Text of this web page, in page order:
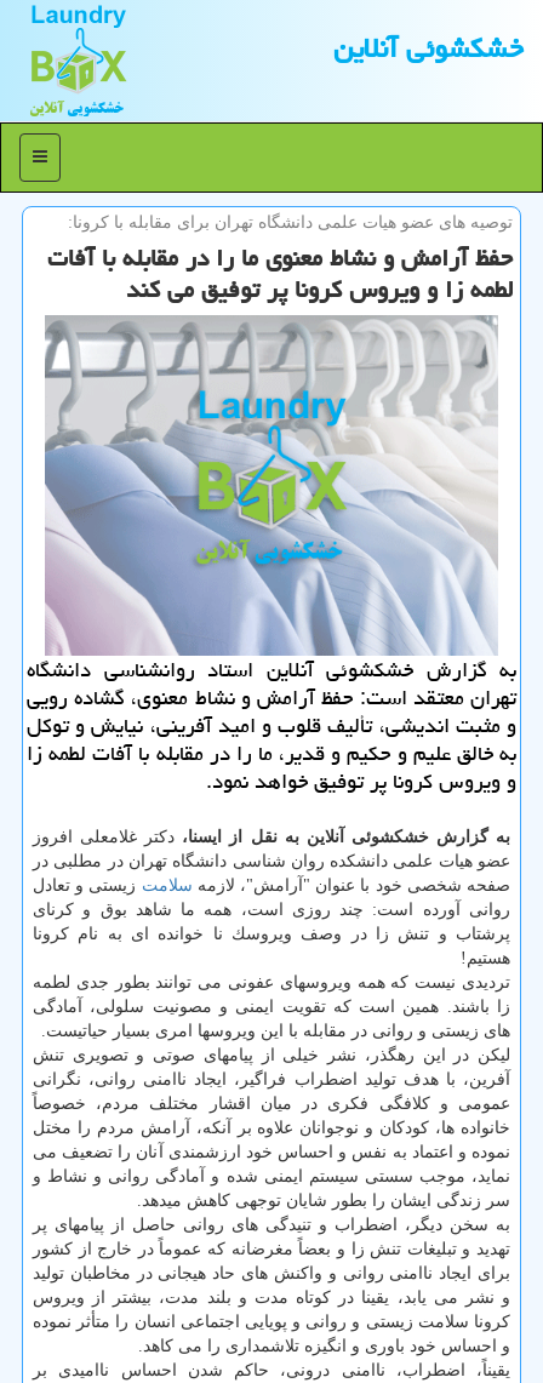
خشكشوئی آنلاین
منو
توصیه های عضو هیات علمی دانشگاه تهران برای مقابله با كرونا:
حفظ آرامش و نشاط معنوی ما را در مقابله با آفات
لطمه زا و ویروس كرونا پر توفیق می كند
به گزارش خشكشوئی آنلاین استاد روانشناسی دانشگاه
تهران معتقد است: حفظ آرامش و نشاط معنوی، گشاده رویی
و مثبت اندیشی، تألیف قلوب و امید آفرینی، نیایش و توكل
به خالق علیم و حكیم و قدیر، ما را در مقابله با آفات لطمه زا
و ویروس كرونا پر توفیق خواهد نمود.
به گزارش خشكشوئی آنلاین به نقل از ایسنا، دكتر غلامعلی افروز
عضو هیات علمی دانشكده روان شناسی دانشگاه تهران در مطلبی در
صفحه شخصی خود با عنوان "آرامش"، لازمه سلامت زیستی و تعادل
روانی آورده است: چند روزی است، همه ما شاهد بوق و كرنای
پرشتاب و تنش زا در وصف ویروسك نا خوانده ای به نام كرونا
هستیم!
تردیدی نیست كه همه ویروسهای عفونی می توانند بطور جدی لطمه
زا باشند. همین است كه تقویت ایمنی و مصونیت سلولی، آمادگی
های زیستی و روانی در مقابله با این ویروسها امری بسیار حیاتیست.
لیكن در این رهگذر، نشر خیلی از پیامهای صوتی و تصویری تنش
آفرین، با هدف تولید اضطراب فراگیر، ایجاد ناامنی روانی، نگرانی
عمومی و كلافگی فكری در میان اقشار مختلف مردم، خصوصاً
خانواده ها، كودكان و نوجوانان علاوه بر آنكه، آرامش مردم را مختل
نموده و اعتماد به نفس و احساس خود ارزشمندی آنان را تضعیف می
نماید، موجب سستی سیستم ایمنی شده و آمادگی روانی و نشاط و
سر زندگی ایشان را بطور شایان توجهی كاهش میدهد.
به سخن دیگر، اضطراب و تنیدگی های روانی حاصل از پیامهای پر
تهدید و تبلیغات تنش زا و بعضاً مغرضانه كه عموماً در خارج از كشور
برای ایجاد ناامنی روانی و واكنش های حاد هیجانی در مخاطبان تولید
و نشر می یابد، یقینا در كوتاه مدت و بلند مدت، بیشتر از ویروس
كرونا سلامت زیستی و روانی و پویایی اجتماعی انسان را متأثر نموده
و احساس خود باوری و انگیزه تلاشمداری را می كاهد.
یقیناً، اضطراب، ناامنی درونی، حاكم شدن احساس ناامیدی بر